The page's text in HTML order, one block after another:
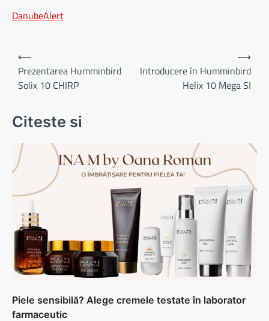
DanubeAlert
Navigare
în
articole
⟵
Prezentarea Humminbird
Solix 10 CHIRP
Introducere în Humminbird
Helix 10 Mega SI
⟶
Citeste si
Piele sensibilă? Alege cremele testate în laborator
farmaceutic